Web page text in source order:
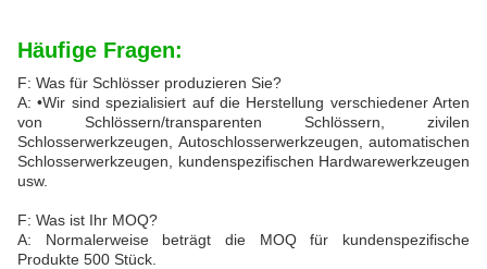
Häufige Fragen:
F: Was für Schlösser produzieren Sie?
A: •Wir sind spezialisiert auf die Herstellung verschiedener Arten
von Schlössern/transparenten Schlössern, zivilen
Schlosserwerkzeugen, Autoschlosserwerkzeugen, automatischen
Schlosserwerkzeugen, kundenspezifischen Hardwarewerkzeugen
usw.
F: Was ist Ihr MOQ?
A: Normalerweise beträgt die MOQ für kundenspezifische
Produkte 500 Stück.